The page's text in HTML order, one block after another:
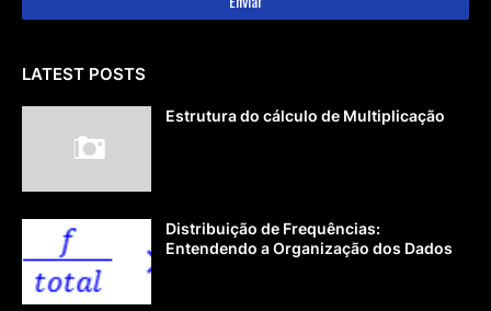
LATEST POSTS
Estrutura do cálculo de Multiplicação
Distribuição de Frequências:
Entendendo a Organização dos Dados